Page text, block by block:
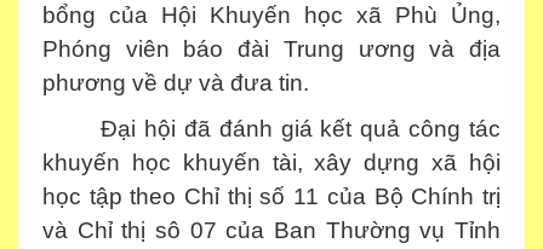
bổng của Hội Khuyến học xã Phù Ủng,
Phóng viên báo đài Trung ương và địa
phương về dự và đưa tin.
Đại hội đã đánh giá kết quả công tác
khuyến học khuyến tài, xây dựng xã hội
học tập theo Chỉ thị số 11 của Bộ Chính trị
và Chỉ thị sô 07 của Ban Thường vụ Tỉnh